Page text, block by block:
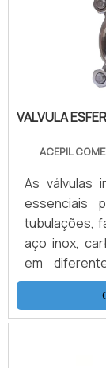
resultado
qualidade
e estrutura
as
consultores
eficientes,
MÁ
VALVULA
ACEPIL
As válvulas
essenciais
tubulações,
aço inox,
em
gaveta e
eficiente e
hidráulicos,